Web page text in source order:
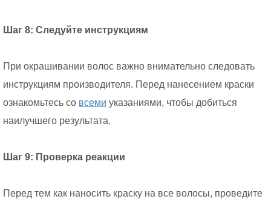
Шаг 8: Следуйте инструкциям
При окрашивании волос важно внимательно следовать
инструкциям производителя. Перед нанесением краски
ознакомьтесь со всеми указаниями, чтобы добиться
наилучшего результата.
Шаг 9: Проверка реакции
Перед тем как наносить краску на все волосы, проведите